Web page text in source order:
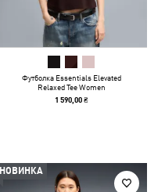
Футболка Essentials Elevated
Relaxed Tee Women
1 590,00 ₴
НОВИНКА